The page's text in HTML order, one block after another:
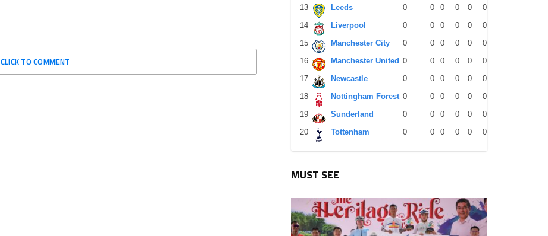
CLICK TO COMMENT
13
Leeds 0 0 0 0 0 0
14
Liverpool 0 0 0 0 0 0
15
Manchester City 0 0 0 0 0 0
16
Manchester United 0 0 0 0 0 0
17
Newcastle 0 0 0 0 0 0
18
Nottingham Forest 0 0 0 0 0 0
19
Sunderland 0 0 0 0 0 0
20
Tottenham 0 0 0 0 0 0
MUST SEE